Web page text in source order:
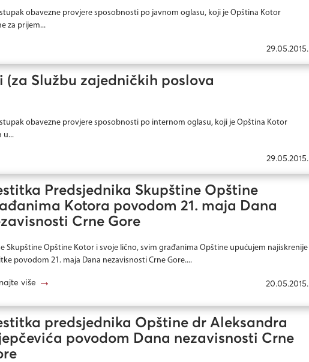
obavezne provjere sposobnosti po javnom oglasu, koji je Opština Kotor
za prijem...
29.05.2015.
(za Službu zajedničkih poslova
obavezne provjere sposobnosti po internom oglasu, koji je Opština Kotor
u...
29.05.2015.
Predsjednika Skupštine Opštine
Kotora povodom 21. maja Dana
Crne Gore
Skupštine Opštine Kotor i svoje lično, svim građanima Opštine upućujem najiskrenije
povodom 21. maja Dana nezavisnosti Crne Gore....
više → 20.05.2015.
predsjednika Opštine dr Aleksandra
povodom Dana nezavisnosti Crne